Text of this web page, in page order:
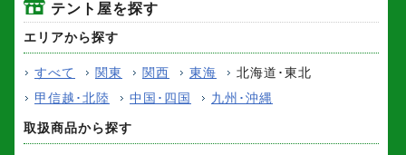
テント屋を探す
エリアから探す
すべて 関東 関西 東海
北海道･東北
甲信越･北陸
中国･四国 九州･沖縄
取扱商品から探す